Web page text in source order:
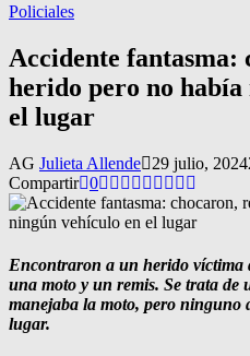
Policiales
Accidente fantasma:
herido pero no
el lugar
AG Julieta Allende 29 julio, 2024
Compartir 0
Encontraron a un herido víctima
una moto y un remis. Se trata de
manejaba la moto, pero ninguno
lugar.